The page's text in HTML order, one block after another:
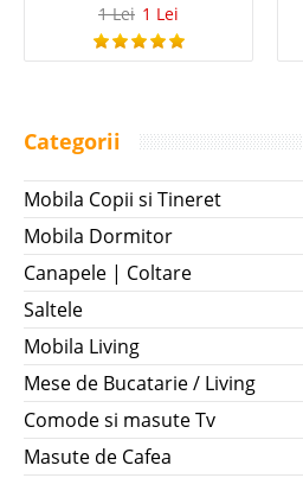
1 Lei 1 Lei
Categorii
Mobila Copii si Tineret
Mobila Dormitor
Canapele | Coltare
Saltele
Mobila Living
Mese de Bucatarie / Living
Comode si masute Tv
Masute de Cafea